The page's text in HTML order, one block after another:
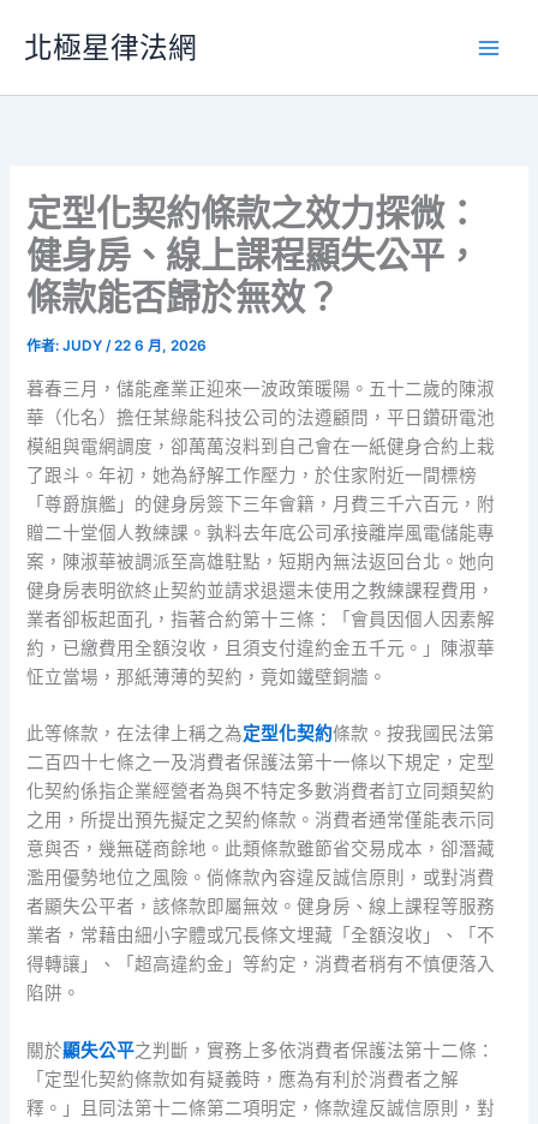
要
北極星律法網
定型化契約條款之效力探微：
健身房、線上課程顯失公平，
條款能否歸於無效？
作者:JUDY/22 6 月, 2026
暮春三月，儲能產業正迎來一波政策暖陽。五十二歲的陳淑
華（化名）擔任某綠能科技公司的法遵顧問，平日鑽研電池
模組與電網調度，卻萬萬沒料到自己會在一紙健身合約上栽
了跟斗。年初，她為紓解工作壓力，於住家附近一間標榜
「尊爵旗艦」的健身房簽下三年會籍，月費三千六百元，附
贈二十堂個人教練課。孰料去年底公司承接離岸風電儲能專
案，陳淑華被調派至高雄駐點，短期內無法返回台北。她向
健身房表明欲終止契約並請求退還未使用之教練課程費用，
業者卻板起面孔，指著合約第十三條：「會員因個人因素解
約，已繳費用全額沒收，且須支付違約金五千元。」陳淑華
怔立當場，那紙薄薄的契約，竟如鐵壁銅牆。
此等條款，在法律上稱之為定型化契約條款。按我國民法第
二百四十七條之一及消費者保護法第十一條以下規定，定型
化契約係指企業經營者為與不特定多數消費者訂立同類契約
之用，所提出預先擬定之契約條款。消費者通常僅能表示同
意與否，幾無磋商餘地。此類條款雖節省交易成本，卻潛藏
濫用優勢地位之風險。倘條款內容違反誠信原則，或對消費
者顯失公平者，該條款即屬無效。健身房、線上課程等服務
業者，常藉由細小字體或冗長條文埋藏「全額沒收」、「不
得轉讓」、「超高違約金」等約定，消費者稍有不慎便落入
陷阱。
關於顯失公平之判斷，實務上多依消費者保護法第十二條：
「定型化契約條款如有疑義時，應為有利於消費者之解
釋。」且同法第十二條第二項明定，條款違反誠信原則，對